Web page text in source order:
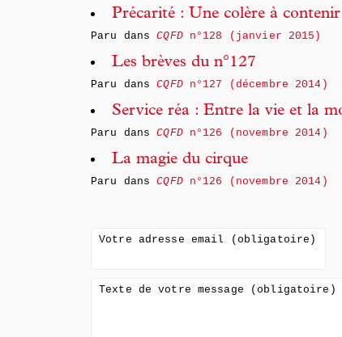
Précarité : Une colère à contenir
Paru dansCQFDn°128 (janvier 2015)
Les brèves du n°127
Paru dansCQFDn°127 (décembre 2014)
Service réa : Entre la vie et la
Paru dansCQFDn°126 (novembre 2014)
La magie du cirque
Paru dansCQFDn°126 (novembre 2014)
Votre adresse email (obligatoire)
Texte de votre message (obligatoire)